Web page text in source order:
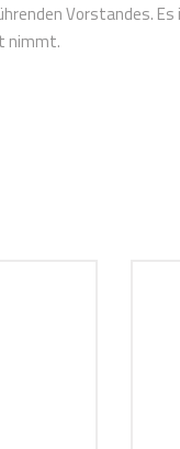
Vorstandes. Es
nimmt.